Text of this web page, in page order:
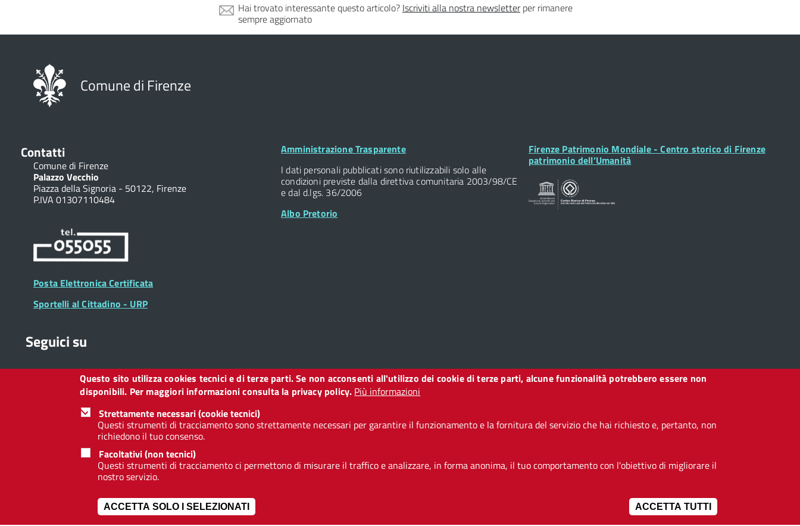
Hai trovato interessante questo articolo? Iscriviti alla nostra newsletterper rimanere
sempre aggiornato
Comune di Firenze
Contatti
Comune di Firenze
Palazzo Vecchio
Piazza della Signoria - 50122, Firenze
P.IVA 01307110484
Posta Elettronica Certificata
Sportelli al Cittadino - URP
Footer
Amministrazione Trasparente
I dati personali pubblicati sono riutilizzabili solo alle
condizioni previste dalla direttiva comunitaria 2003/98/CE
e dal d.lgs. 36/2006
Albo Pretorio
Footer
Widget
Firenze Patrimonio Mondiale - Centro storico di Firenze
patrimonio dell’Umanità
Seguici su
Collegamento
Facebook
Collegamento
a
Twitter
Collegamento
a
Instagram
Collegamento
a
LinkedIn
Collegamento
a
You
Tube
Collegamento
a
Telegram
Collegamento
a
Whatsapp
Redazione web Privacy Note legali
Questo sito utilizza cookies tecnici e di terze parti. Se non acconsenti all'utilizzo dei cookie di terze parti, alcune funzionalità potrebbero essere non
disponibili. Per maggiori informazioni consulta la privacy policy. Più informazioni
Strettamente necessari (cookie tecnici)
Questi strumenti di tracciamento sono strettamente necessari per garantire il funzionamento e la fornitura del servizio che hai richiesto e, pertanto, non
richiedono il tuo consenso.
Facoltativi (non tecnici)
Questi strumenti di tracciamento ci permettono di misurare il traffico e analizzare, in forma anonima, il tuo comportamento con l'obiettivo di migliorare il
nostro servizio.
ACCETTA SOLO I SELEZIONATI ACCETTA TUTTI